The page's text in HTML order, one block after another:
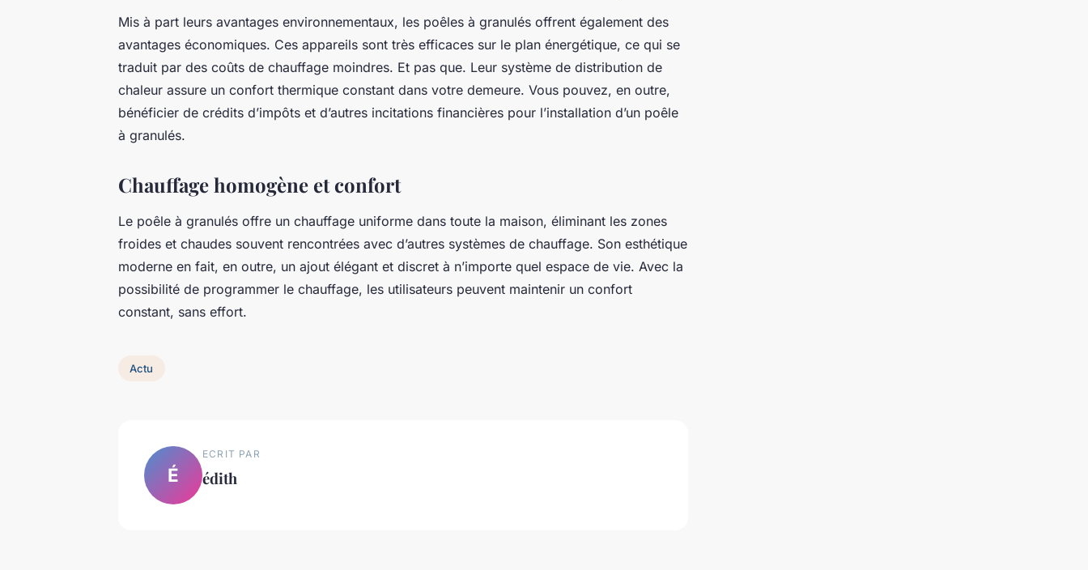
Mis à part leurs avantages environnementaux, les poêles à granulés offrent également des
avantages économiques. Ces appareils sont très efficaces sur le plan énergétique, ce qui se
traduit par des coûts de chauffage moindres. Et pas que. Leur système de distribution de
chaleur assure un confort thermique constant dans votre demeure. Vous pouvez, en outre,
bénéficier de crédits d’impôts et d’autres incitations financières pour l’installation d’un poêle
à granulés.
Chauffage homogène et confort
Le poêle à granulés offre un chauffage uniforme dans toute la maison, éliminant les zones
froides et chaudes souvent rencontrées avec d’autres systèmes de chauffage. Son esthétique
moderne en fait, en outre, un ajout élégant et discret à n’importe quel espace de vie. Avec la
possibilité de programmer le chauffage, les utilisateurs peuvent maintenir un confort
constant, sans effort.
Actu
É
ECRIT PAR
édith